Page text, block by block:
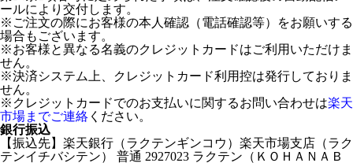
ールにより交付します。
※ご注文の際にお客様の本人確認（電話確認等）をお願いする
場合もございます。
※お客様と異なる名義のクレジットカードはご利用いただけま
せん。
※決済システム上、クレジットカード利用控は発行しておりま
せん。
※クレジットカードでのお支払いに関するお問い合わせは楽天
市場までご連絡 ください。
銀行振込
【振込先】楽天銀行（ラクテンギンコウ）楽天市場支店（ラク
テンイチバシテン） 普通 2927023 ラクテン（ＫＯＨＡＮＡＢ